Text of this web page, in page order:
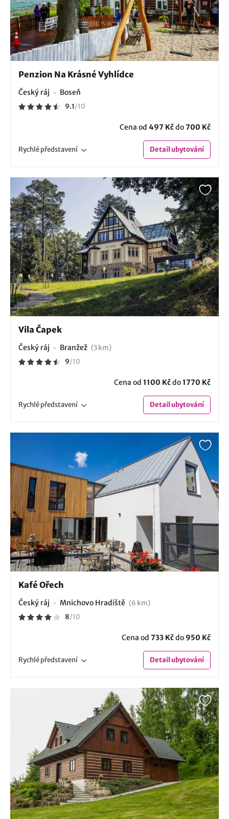
Penzion Na Krásné Vyhlídce
Český ráj Boseň
9.1/10
Cena od 497 Kčdo700 Kč
Rychlépředstavení Detailubytování
Vila Čapek
Český ráj Branžež (3 km)
9/10
Cena od 1100 Kčdo1770 Kč
Rychlépředstavení Detailubytování
Kafé Ořech
Český ráj Mnichovo Hradiště (6 km)
8/10
Cena od 733 Kčdo 950 Kč
Rychlépředstavení Detailubytování